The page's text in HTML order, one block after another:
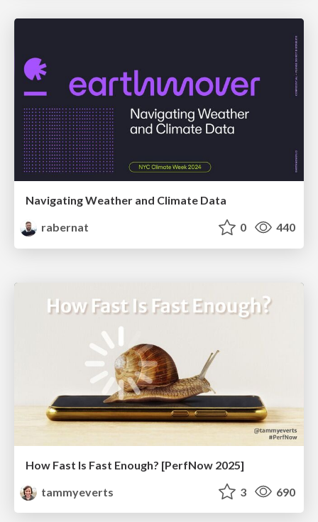
Navigating Weather and Climate Data
rabernat
0 440
How Fast Is Fast Enough? [PerfNow 2025]
tammyeverts
3 690